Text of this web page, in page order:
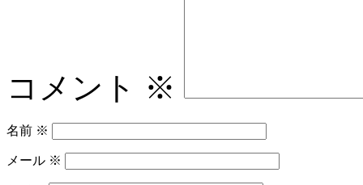
コメント ※
名前 ※
メール ※